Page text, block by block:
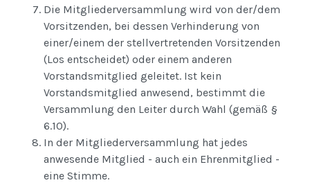
Die Mitgliederversammlung wird von der/dem
Vorsitzenden, bei dessen Verhinderung von
einer/einem der stellvertretenden Vorsitzenden
(Los entscheidet) oder einem anderen
Vorstandsmitglied geleitet. Ist kein
Vorstandsmitglied anwesend, bestimmt die
Versammlung den Leiter durch Wahl (gemäß §
6.10).
In der Mitgliederversammlung hat jedes
anwesende Mitglied - auch ein Ehrenmitglied -
eine Stimme.